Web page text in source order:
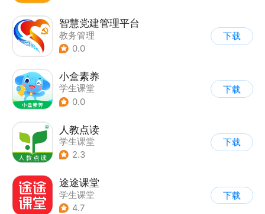
智慧党建管理平台
教务管理
0.0
下载
小盒素养
学生课堂
0.0
下载
人教点读
学生课堂
2.3
下载
途途课堂
学生课堂
4.7
下载